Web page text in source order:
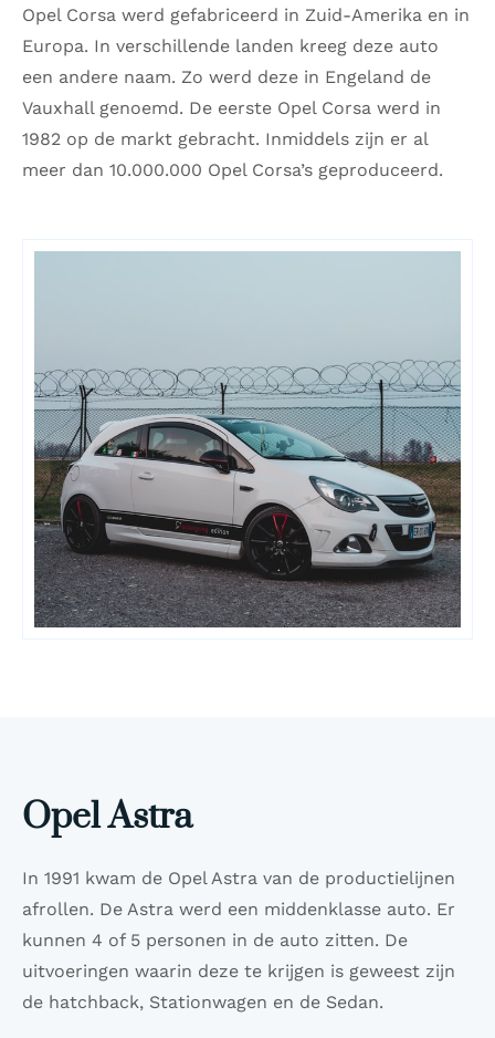
Opel Corsa werd gefabriceerd in Zuid-Amerika en in
Europa. In verschillende landen kreeg deze auto
een andere naam. Zo werd deze in Engeland de
Vauxhall genoemd. De eerste Opel Corsa werd in
1982 op de markt gebracht. Inmiddels zijn er al
meer dan 10.000.000 Opel Corsa’s geproduceerd.
Opel Astra
In 1991 kwam de Opel Astra van de productielijnen
afrollen. De Astra werd een middenklasse auto. Er
kunnen 4 of 5 personen in de auto zitten. De
uitvoeringen waarin deze te krijgen is geweest zijn
de hatchback, Stationwagen en de Sedan.